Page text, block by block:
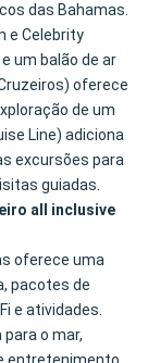
das Bahamas.
e Celebrity
um balão de ar
oferece
de um
Line) adiciona
excursões para
guiadas.
all inclusive
oferece uma
pacotes de
e atividades.
o mar,